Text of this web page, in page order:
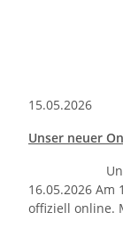
15.05.2026
Unser neuer
Unser
16.05.2026
offiziell online.